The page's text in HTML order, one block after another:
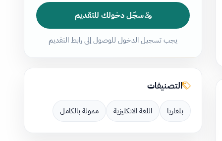
سجّل دخولك للتقديم
يجب تسجيل الدخول للوصول إلى رابط التقديم
التصنيفات
بلغاريا اللغة الانكليزية ممولة بالكامل